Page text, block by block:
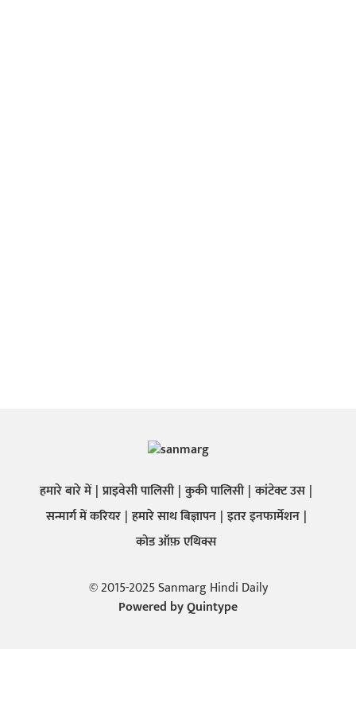
हमारे बारे में प्राइवेसी पालिसी कुकी पालिसी कांटेक्ट उस
सन्मार्ग में करियर हमारे साथ बिज्ञापन इतर इनफार्मेशन
कोड ऑफ़ एथिक्स
© 2015-2025 Sanmarg Hindi Daily
Powered byQuintype